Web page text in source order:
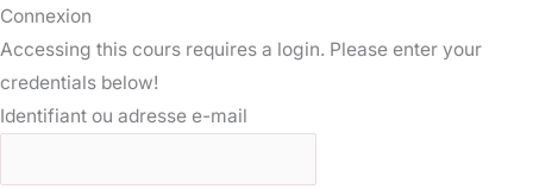
Connexion
Accessing this cours requires a login. Please enter your
credentials below!
Identifiant ou adresse e-mail